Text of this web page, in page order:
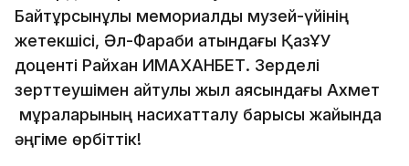
Байтұрсынұлы мемориалды музей-үйінің
жетекшісі, Әл-Фараби атындағы ҚазҰУ
доценті Райхан ИМАХАНБЕТ. Зерделі
зерттеушімен айтулы жыл аясындағы Ахмет
мұраларының насихатталу барысы жайында
әңгіме өрбіттік!